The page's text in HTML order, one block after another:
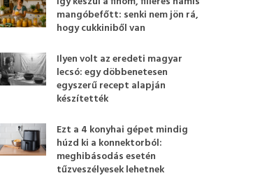
mangóbefőtt: senki nem jön rá,
hogy cukkiniből van
Ilyen volt az eredeti magyar
lecsó: egy döbbenetesen
egyszerű recept alapján
készítették
Ezt a 4 konyhai gépet mindig
húzd ki a konnektorból:
meghibásodás esetén
tűzveszélyesek lehetnek